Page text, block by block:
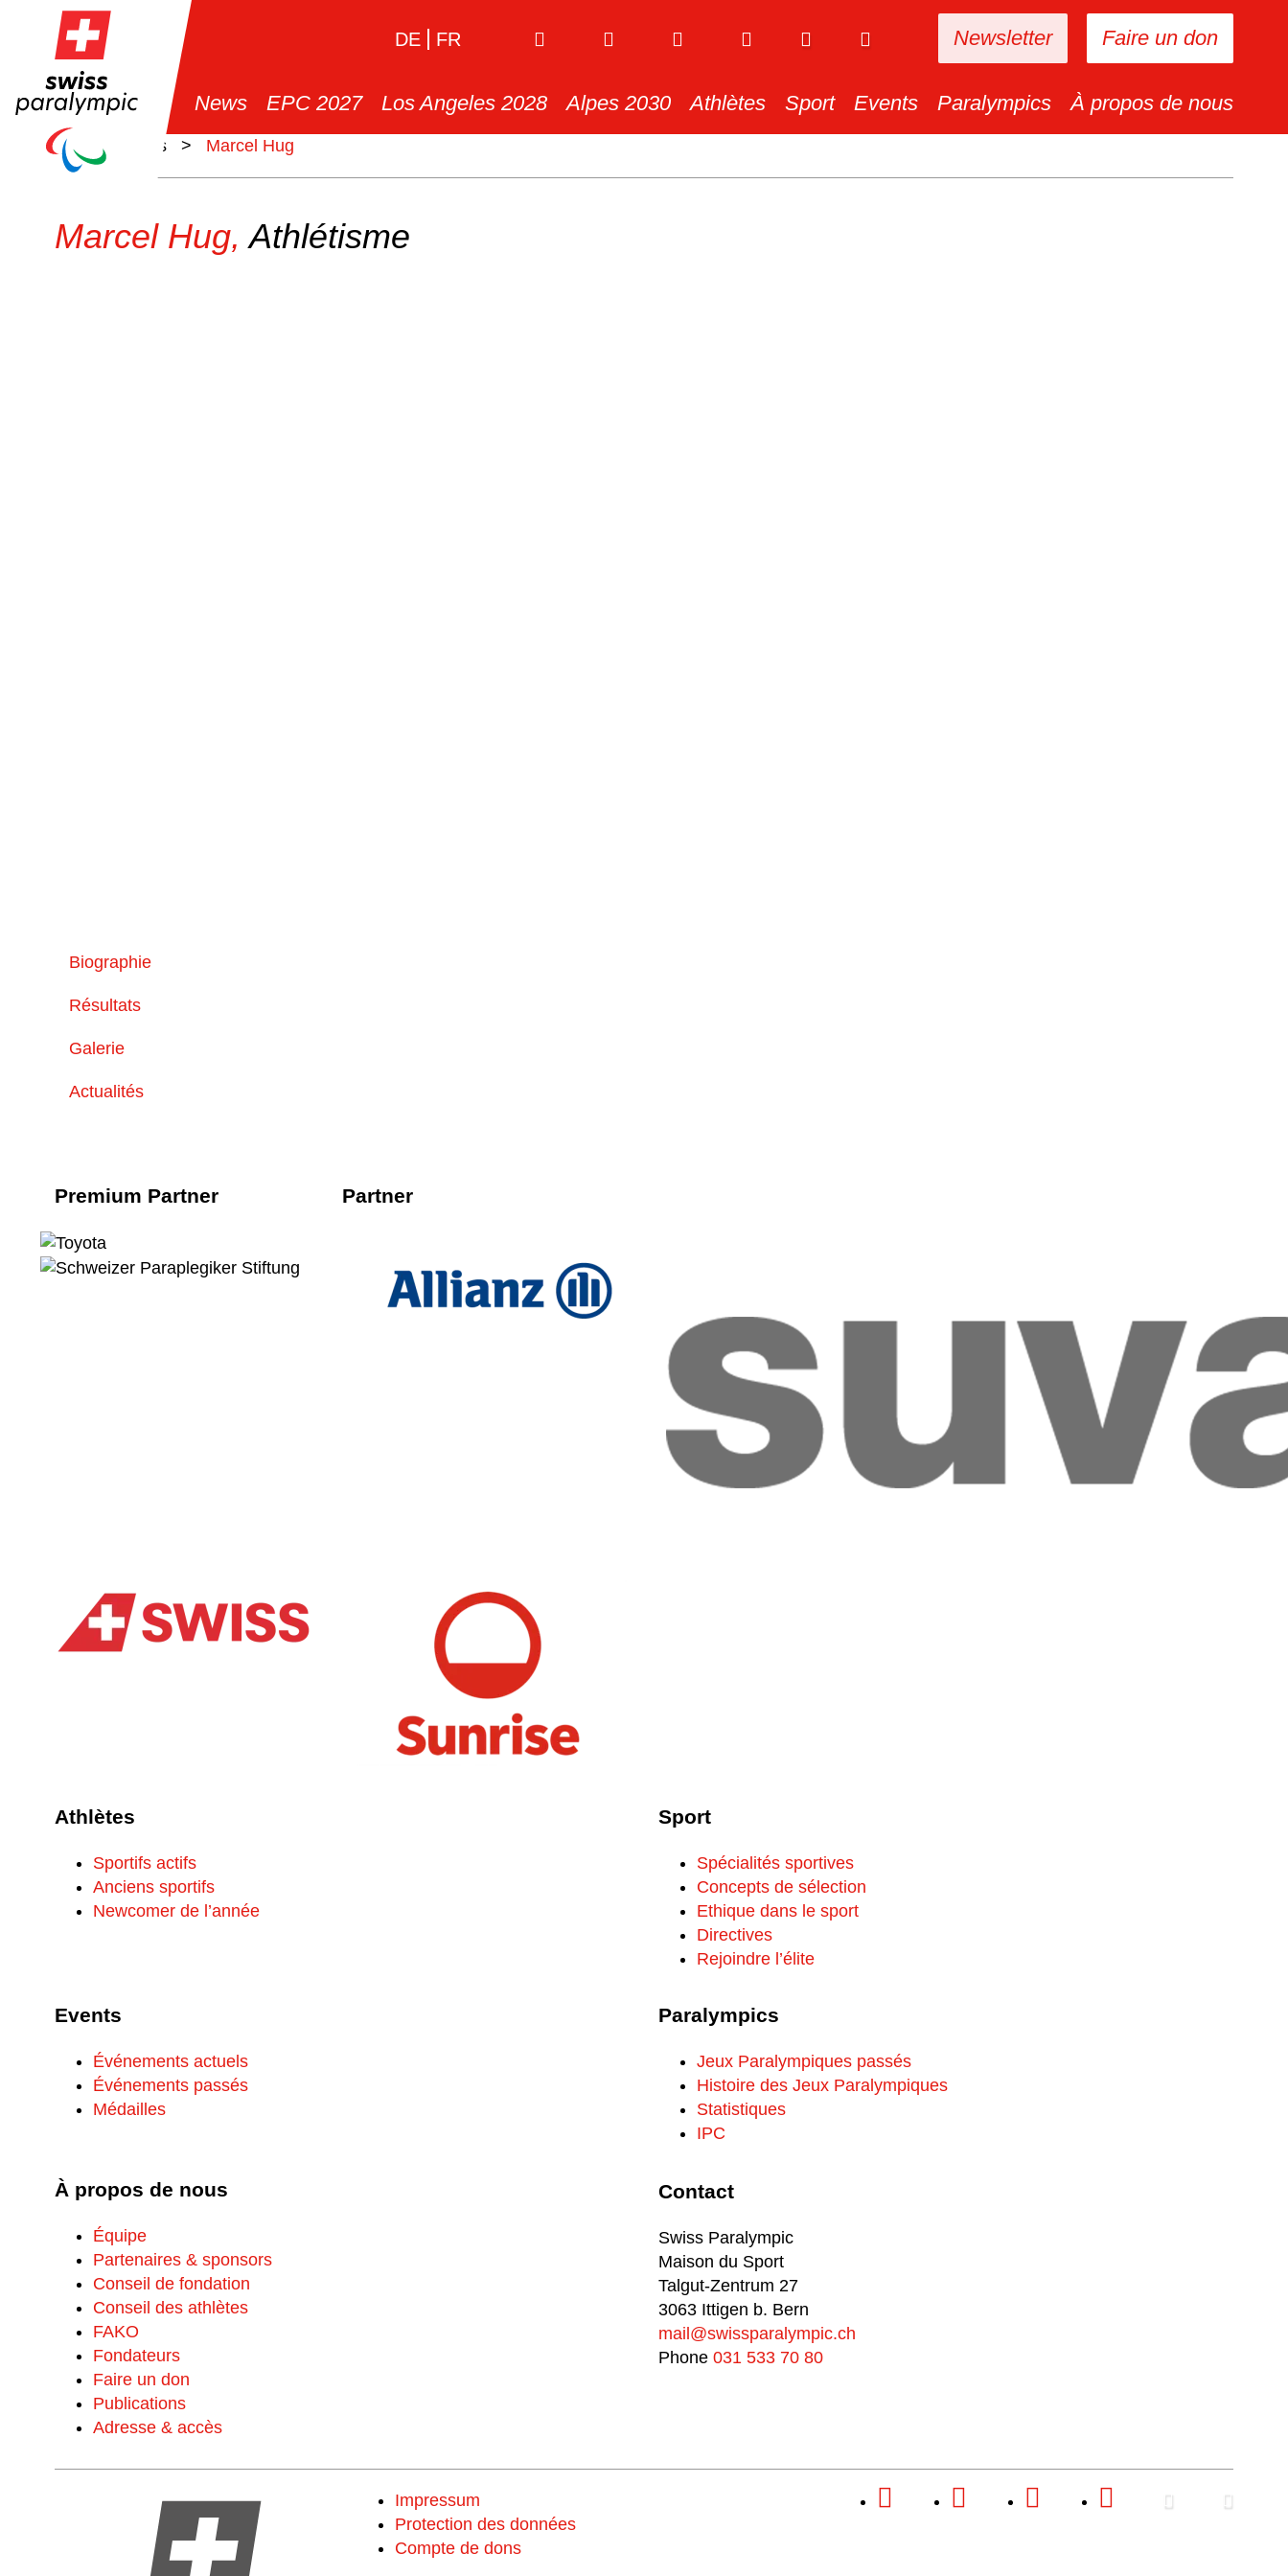
Faire un don
Newsletter
DE FR
News EPC 2027 Los Angeles 2028 Alpes 2030 Athlètes Sport Events Paralympics À propos de nous
> Athlètes > Marcel Hug
Marcel Hug,Athlétisme
Biographie
Résultats
Galerie
Actualités
Premium Partner Partner
Athlètes
Sportifs actifs
Anciens sportifs
Newcomer de l’année
Sport
Spécialités sportives
Concepts de sélection
Ethique dans le sport
Directives
Rejoindre l’élite
Events
Événements actuels
Événements passés
Médailles
Paralympics
Jeux Paralympiques passés
Histoire des Jeux Paralympiques
Statistiques
IPC
À propos de nous
Équipe
Partenaires & sponsors
Conseil de fondation
Conseil des athlètes
FAKO
Fondateurs
Faire un don
Publications
Adresse & accès
Contact
Swiss Paralympic
Maison du Sport
Talgut-Zentrum 27
3063 Ittigen b. Bern
mail@swissparalympic.ch
Phone 031 533 70 80
Impressum
Protection des données
Compte de dons